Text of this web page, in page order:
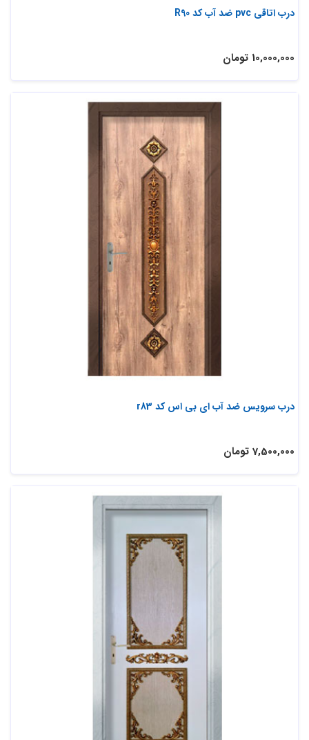
درب اتاقی pvc ضد آب کد R90
10,000,000 تومان
درب سرویس ضد آب ای بی اس کد r83
7,500,000 تومان